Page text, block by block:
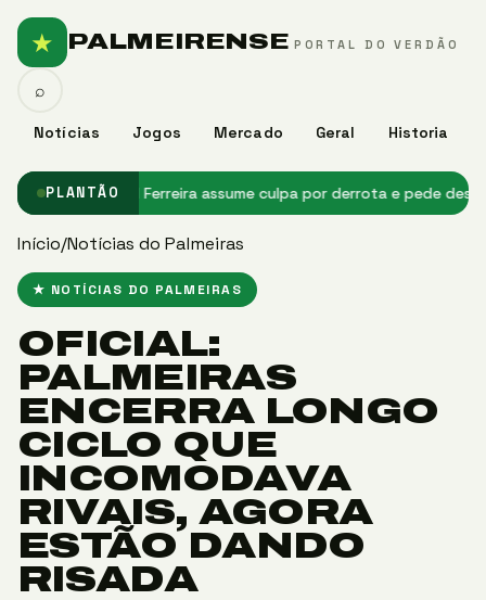
★ PALMEIRENSE PORTAL DO VERDÃO
Notícias Jogos Mercado Geral Historia
⌕
PLANTÃO
Messi★ Abel Ferreira assume culpa por derrota e pede
Início/Notícias do Palmeiras
★ NOTÍCIAS DO PALMEIRAS
OFICIAL:
PALMEIRAS
ENCERRA LONGO
CICLO QUE
INCOMODAVA
RIVAIS, AGORA
ESTÃO DANDO
RISADA